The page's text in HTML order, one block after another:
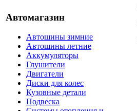
Автомагазин
Автошины зимние
Автошины летние
Аккумуляторы
Глушители
Двигатели
Диски для колес
Кузовные детали
Подвеска